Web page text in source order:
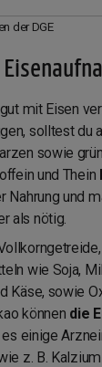
der DGE
mit Eisen
solltest du
sowie
und Thein
Nahrung und
als nötig.
wie Soja,
Käse, sowie
können die
einige
z. B.